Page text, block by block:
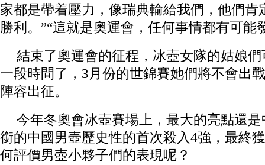
家都是帶着壓力，像瑞典輸給我們，他們肯
勝利。”“這就是奧運會，任何事情都有可能
結束了奧運會的征程，冰壺女隊的姑娘
一段時間了，3月份的世錦賽她們將不會出
陣容出征。
今年冬奧會冰壺賽場上，最大的亮點還
銜的中國男壺歷史性的首次殺入4強，最終
何評價男壺小夥子們的表現呢？